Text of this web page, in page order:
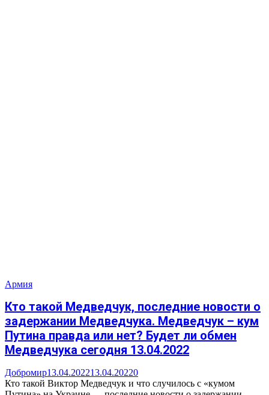
Армия
Кто такой Медведчук, последние новости о
задержании Медведчука. Медведчук – кум
Путина правда или нет? Будет ли обмен
Медведчука сегодня 13.04.2022
Добромир13.04.202213.04.20220
Кто такой Виктор Медведчук и что случилось с «кумом